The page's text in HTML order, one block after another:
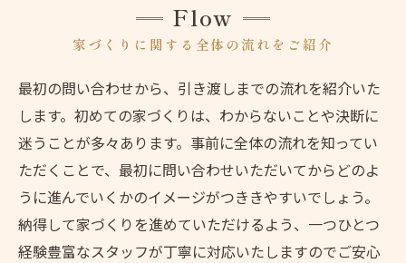
家づくりに関する全体の流れをご紹介
Flow
最初の問い合わせから、引き渡しまでの流れを紹介いた
します。初めての家づくりは、わからないことや決断に
迷うことが多々あります。事前に全体の流れを知ってい
ただくことで、最初に問い合わせいただいてからどのよ
うに進んでいくかのイメージがつききやすいでしょう。
納得して家づくりを進めていただけるよう、一つひとつ
経験豊富なスタッフが丁寧に対応いたしますのでご安心